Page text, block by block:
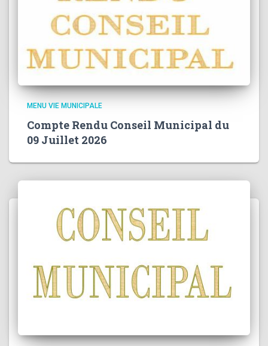
MENU VIE MUNICIPALE
Compte Rendu Conseil Municipal du
09 Juillet 2026